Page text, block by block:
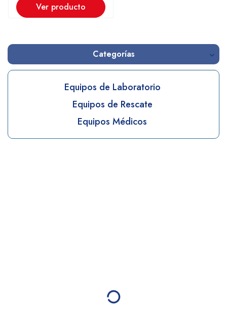
Categorías
Equipos de Laboratorio
Equipos de Rescate
Equipos Médicos
Ver producto